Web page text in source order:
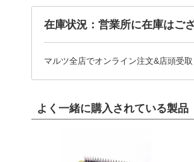
在庫状況：営業所に在庫はご
マルツ全店でオンライン注文&店頭受
よく一緒に購入されている製品